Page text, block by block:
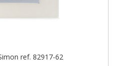
ref. 82917-62